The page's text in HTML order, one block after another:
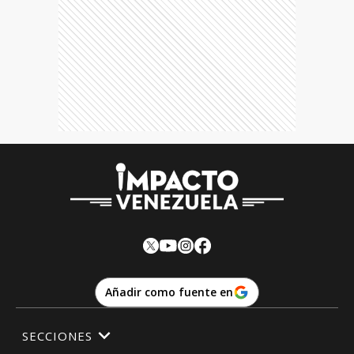
Añadir como fuente en
SECCIONES